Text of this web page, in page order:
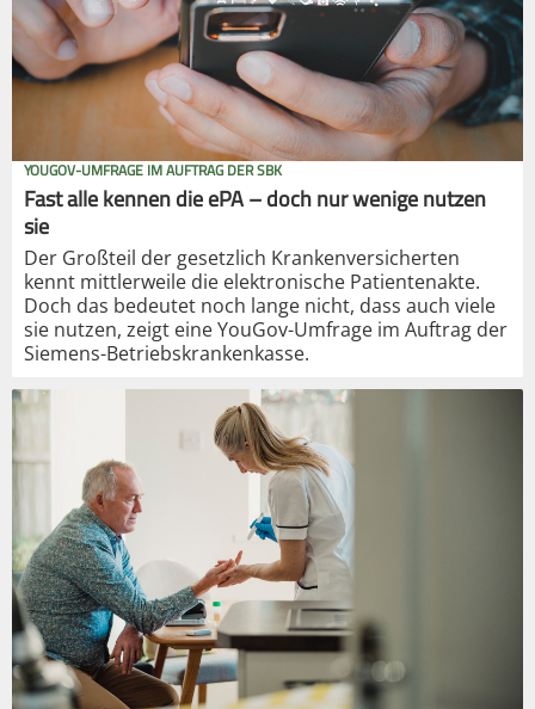
YOUGOV-UMFRAGE IM AUFTRAG DER SBK
Fast alle kennen die ePA – doch nur wenige nutzen
sie
Der Großteil der gesetzlich Krankenversicherten
kennt mittlerweile die elektronische Patientenakte.
Doch das bedeutet noch lange nicht, dass auch viele
sie nutzen, zeigt eine YouGov-Umfrage im Auftrag der
Siemens-Betriebskrankenkasse.